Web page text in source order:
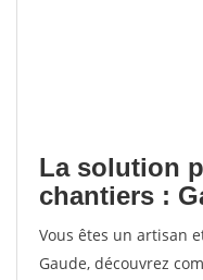
La solution
chantiers :
Vous êtes un artisan
Gaude, découvrez